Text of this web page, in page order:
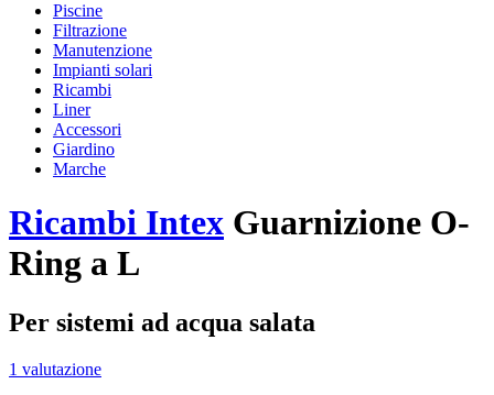
Piscine
Filtrazione
Manutenzione
Impianti solari
Ricambi
Liner
Accessori
Giardino
Marche
Ricambi Intex Guarnizione O-
Ring a L
Per sistemi ad acqua salata
1 valutazione